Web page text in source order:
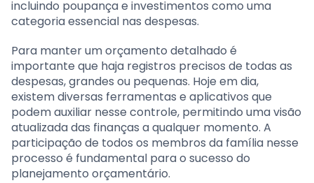
incluindo poupança e investimentos como uma
categoria essencial nas despesas.
Para manter um orçamento detalhado é
importante que haja registros precisos de todas as
despesas, grandes ou pequenas. Hoje em dia,
existem diversas ferramentas e aplicativos que
podem auxiliar nesse controle, permitindo uma visão
atualizada das finanças a qualquer momento. A
participação de todos os membros da família nesse
processo é fundamental para o sucesso do
planejamento orçamentário.